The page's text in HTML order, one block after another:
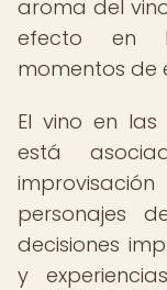
aroma del
efecto en
momentos de
El vino en
está
personajes
decisiones
y